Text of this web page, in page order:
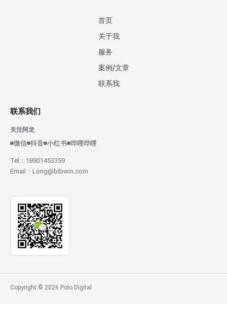
首页
关于我
服务
案例/文章
联系我
联系我们
关注阿龙
微信 抖音 小红书 哔哩哔哩
Tel：18901453359
Email：Long@bibwin.com
Copyright © 2026 Polo Digital